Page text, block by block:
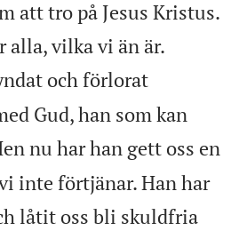
att tro på Jesus Kristus.
alla, vilka vi än är.
och förlorat
Gud, han som kan
nu har han gett oss en
inte förtjänar. Han har
låtit oss bli skuldfria